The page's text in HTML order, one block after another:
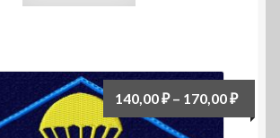
140,00₽– 170,00₽
цен: